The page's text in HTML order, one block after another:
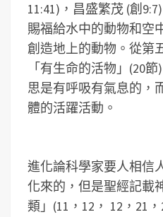
11:41)，昌盛繁茂 (創
賜福給水中的動物和空
創造地上的動物。從第
「有生命的活物」(20
思是有呼吸有氣息的，
體的活躍活動。
進化論科學家要人相信
化來的，但是聖經記載
類」(11，12， 12，21